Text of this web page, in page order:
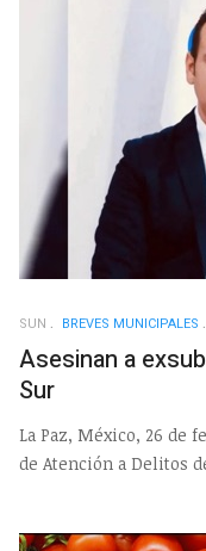
SUN BREVES MUNICIPALES
Asesinan a
Sur
La Paz, México, 26 de
de Atención a Delitos